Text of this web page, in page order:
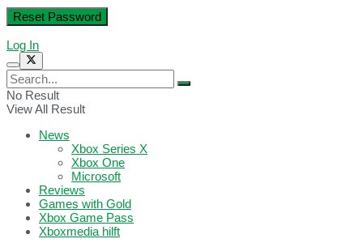
Log In
No Result
View All Result
News
Xbox Series X
Xbox One
Microsoft
Reviews
Games with Gold
Xbox Game Pass
Xboxmedia hilft